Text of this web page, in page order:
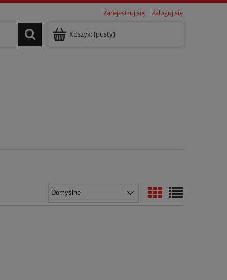
Zarejestruj się Zaloguj się
Koszyk:(pusty)